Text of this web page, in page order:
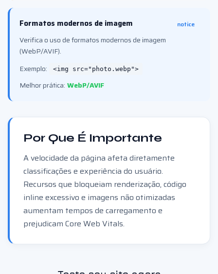
Formatos modernos de imagem notice
Verifica o uso de formatos modernos de imagem
(WebP/AVIF).
Exemplo:
<img src="photo.webp">
Melhor prática: WebP/AVIF
Por Que É Importante
A velocidade da página afeta diretamente
classificações e experiência do usuário.
Recursos que bloqueiam renderização, código
inline excessivo e imagens não otimizadas
aumentam tempos de carregamento e
prejudicam Core Web Vitals.